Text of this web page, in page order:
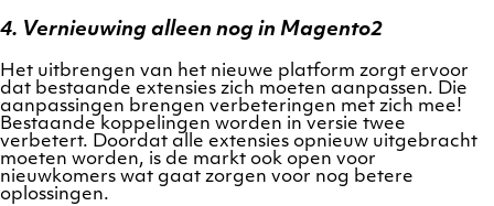
4. Vernieuwing alleen nog in Magento2
Het uitbrengen van het nieuwe platform zorgt ervoor
dat bestaande extensies zich moeten aanpassen. Die
aanpassingen brengen verbeteringen met zich mee!
Bestaande koppelingen worden in versie twee
verbetert. Doordat alle extensies opnieuw uitgebracht
moeten worden, is de markt ook open voor
nieuwkomers wat gaat zorgen voor nog betere
oplossingen.